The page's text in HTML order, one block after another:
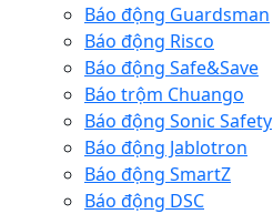
Báo động Guardsman
Báo động Risco
Báo động Safe&Save
Báo trộm Chuango
Báo động Sonic Safety
Báo động Jablotron
Báo động SmartZ
Báo động DSC